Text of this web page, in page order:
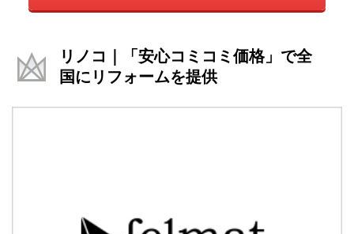
リノコ｜「安心コミコミ価格」で全
国にリフォームを提供